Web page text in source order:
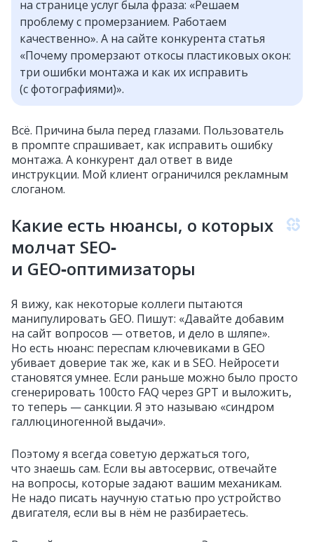
на странице услуг была фраза: «Решаем
проблему с промерзанием. Работаем
качественно». А на сайте конкурента статья
«Почему промерзают откосы пластиковых окон:
три ошибки монтажа и как их исправить
(с фотографиями)».
Всё. Причина была перед глазами. Пользователь
в промпте спрашивает, как исправить ошибку
монтажа. А конкурент дал ответ в виде
инструкции. Мой клиент ограничился рекламным
слоганом.
Какие есть нюансы, о которых
молчат SEO‑
и GEO‑оптимизаторы
Я вижу, как некоторые коллеги пытаются
манипулировать GEO. Пишут: «Давайте добавим
на сайт вопросов — ответов, и дело в шляпе».
Но есть нюанс: переспам ключевиками в GEO
убивает доверие так же, как и в SEO. Нейросети
становятся умнее. Если раньше можно было просто
сгенерировать 100сто FAQ через GPT и выложить,
то теперь — санкции. Я это называю «синдром
галлюциногенной выдачи».
Поэтому я всегда советую держаться того,
что знаешь сам. Если вы автосервис, отвечайте
на вопросы, которые задают вашим механикам.
Не надо писать научную статью про устройство
двигателя, если вы в нём не разбираетесь.